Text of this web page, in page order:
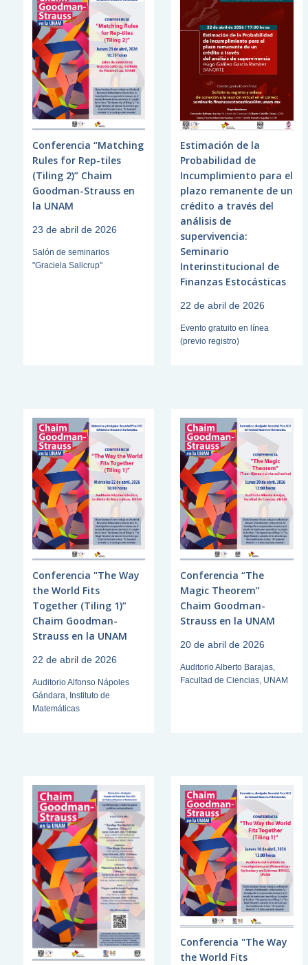
Conferencia “Matching
Rules for Rep-tiles
(Tiling 2)” Chaim
Goodman-Strauss en
la UNAM
23 de abril de 2026
Salón de seminarios
"Graciela Salicrup"
Estimación de la
Probabilidad de
Incumplimiento para el
plazo remanente de un
crédito a través del
análisis de
supervivencia:
Seminario
Interinstitucional de
Finanzas Estocásticas
22 de abril de 2026
Evento gratuito en línea
(previo registro)
Conferencia "The Way
the World Fits
Together (Tiling 1)”
Chaim Goodman-
Strauss en la UNAM
22 de abril de 2026
Auditorio Alfonso Nápoles
Gándara, Instituto de
Matemáticas
Conferencia “The
Magic Theorem”
Chaim Goodman-
Strauss en la UNAM
20 de abril de 2026
Auditorio Alberto Barajas,
Facultad de Ciencias, UNAM
Conferencia "The Way
the World Fits